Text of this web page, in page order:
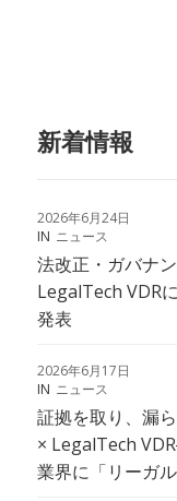
新着情報
2026年6月24日
IN ニュース
法改正・ガバナ
LegalTech VDR
発表
2026年6月17日
IN ニュース
証拠を取り、漏
× LegalTech
業界に「リーガ